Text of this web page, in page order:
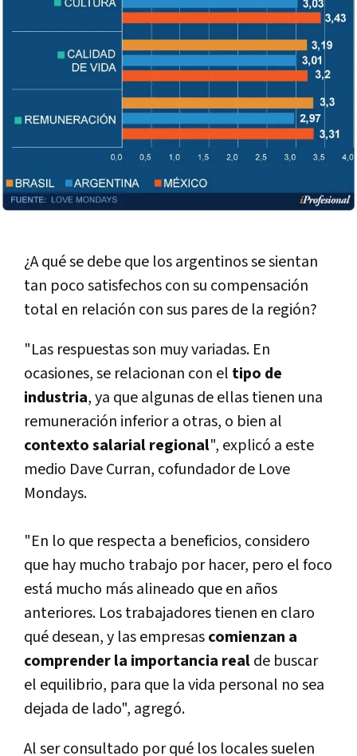
¿A qué se debe que los argentinos se sientan
tan poco satisfechos con su compensación
total en relación con sus pares de la región?
"Las respuestas son muy variadas. En
ocasiones, se relacionan con el tipo de
industria, ya que algunas de ellas tienen una
remuneración inferior a otras, o bien al
contexto salarial regional", explicó a este
medio Dave Curran, cofundador de Love
Mondays.
"En lo que respecta a beneficios, considero
que hay mucho trabajo por hacer, pero el foco
está mucho más alineado que en años
anteriores. Los trabajadores tienen en claro
qué desean, y las empresascomienzan a
comprender la importancia realde buscar
el equilibrio, para que la vida personal no sea
dejada de lado", agregó.
Al ser consultado por qué los locales suelen